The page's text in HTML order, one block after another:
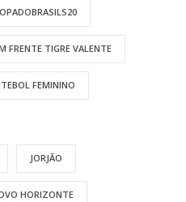
FRENTE TIGRE VALENTE
FEMININO
JORJÃO
HORIZONTE